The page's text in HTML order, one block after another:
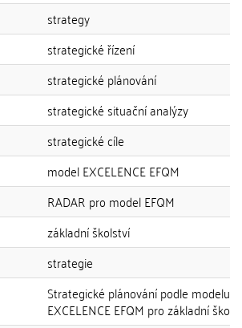
strategy
strategické řízení
strategické plánování
strategické situační analýzy
strategické cíle
model EXCELENCE EFQM
RADAR pro model EFQM
základní školství
strategie
Strategické plánování podle modelu
EXCELENCE EFQM pro základní školy